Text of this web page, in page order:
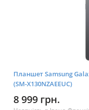
Планшет Samsung
(SM-X130NZAEEUC)
8 999 грн.